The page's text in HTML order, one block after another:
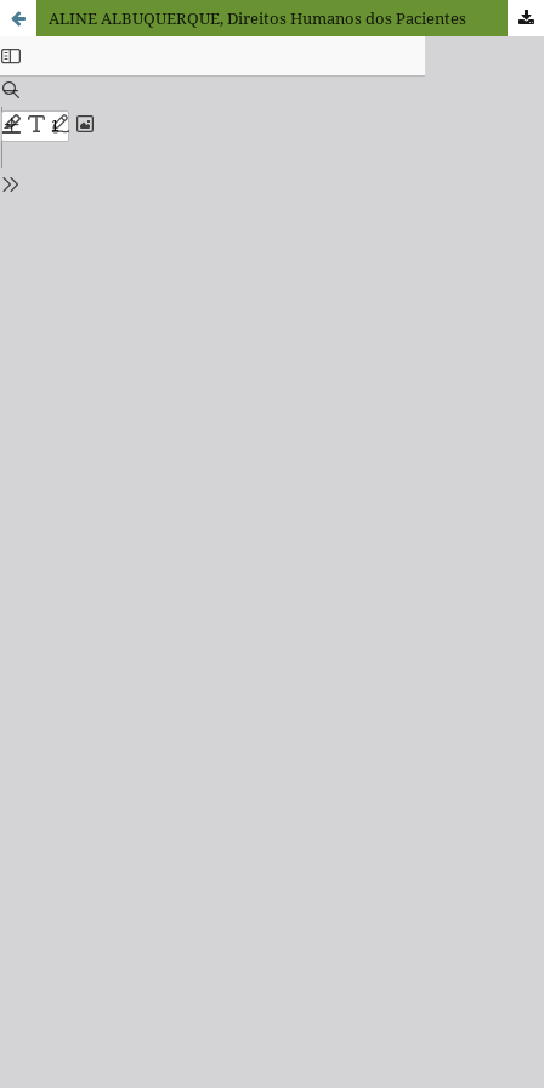
ALINE ALBUQUERQUE, Direitos Humanos dos Pacientes